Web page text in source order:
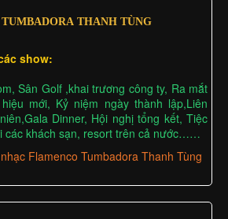
TUMBADORA THANH TÙNG
show:
Sân Golf ,khai trương công ty, Ra mắt
mới, Kỷ niệm ngày thành lập,Liên
Dinner, Hội nghị tổng kết, Tiệc
các khách sạn, resort trên cả nước……